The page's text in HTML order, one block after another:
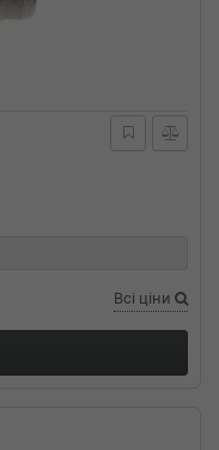
Всі ціни